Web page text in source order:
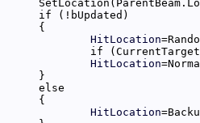
HitLocation
if
HitLocation
HitLocation